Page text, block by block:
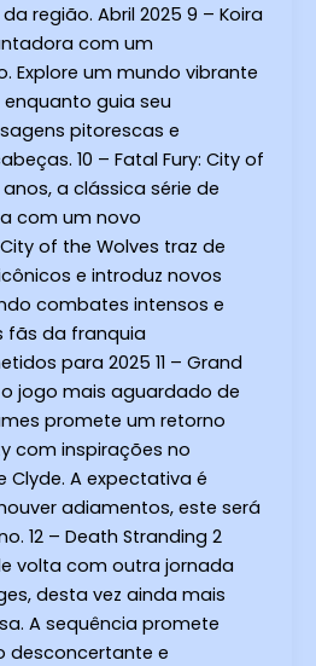
região. Abril 2025 9 – Koira
com um
Explore um mundo vibrante
guia seu
pitorescas e
10 – Fatal Fury: City of
a clássica série de
com um novo
of the Wolves traz de
e introduz novos
combates intensos e
fãs da franquia
para 2025 11 – Grand
jogo mais aguardado de
promete um retorno
com inspirações no
Clyde. A expectativa é
adiamentos, este será
12 – Death Stranding 2
volta com outra jornada
desta vez ainda mais
A sequência promete
desconcertante e